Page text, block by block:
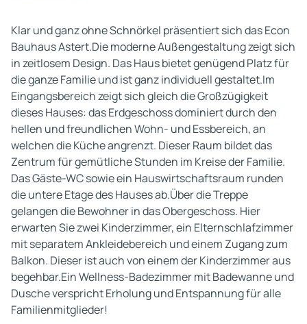
Klar und ganz ohne Schnörkel präsentiert sich das Econ
Bauhaus Astert.Die moderne Außengestaltung zeigt sich
in zeitlosem Design. Das Haus bietet genügend Platz für
die ganze Familie und ist ganz individuell gestaltet.Im
Eingangsbereich zeigt sich gleich die Großzügigkeit
dieses Hauses: das Erdgeschoss dominiert durch den
hellen und freundlichen Wohn- und Essbereich, an
welchen die Küche angrenzt. Dieser Raum bildet das
Zentrum für gemütliche Stunden im Kreise der Familie.
Das Gäste-WC sowie ein Hauswirtschaftsraum runden
die untere Etage des Hauses ab.Über die Treppe
gelangen die Bewohner in das Obergeschoss. Hier
erwarten Sie zwei Kinderzimmer, ein Elternschlafzimmer
mit separatem Ankleidebereich und einem Zugang zum
Balkon. Dieser ist auch von einem der Kinderzimmer aus
begehbar.Ein Wellness-Badezimmer mit Badewanne und
Dusche verspricht Erholung und Entspannung für alle
Familienmitglieder!